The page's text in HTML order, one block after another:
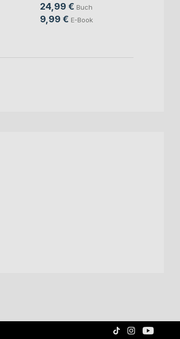
24,99 € Buch
9,99 € E-Book